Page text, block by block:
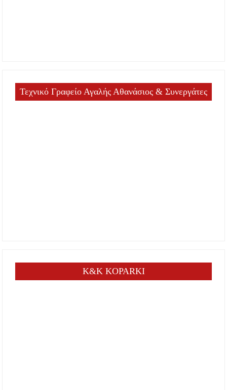
Τεχνικό Γραφείο Αγαλής Αθανάσιος & Συνεργάτες
K&K KOPARKI